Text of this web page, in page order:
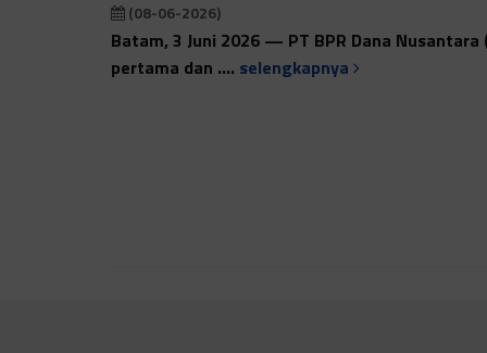
(08-06-2026)
Batam, 3 Juni 2026 — PT BPR Dana Nusantara
pertama dan .... selengkapnya